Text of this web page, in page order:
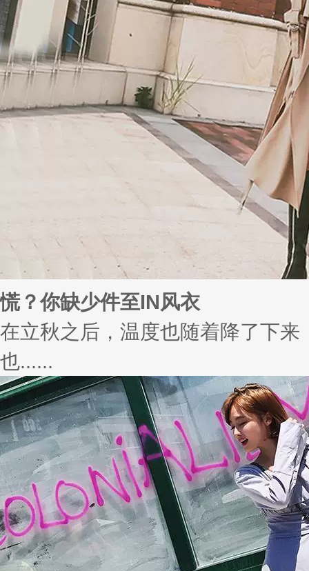
慌？你缺少件至IN风衣
在立秋之后，温度也随着降了下
也......